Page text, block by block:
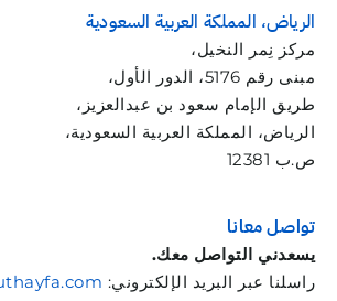
الرياض، المملكة العربية السعودية
مركز نِمر النخيل،
مبنى رقم 5176، الدور الأول،
طريق الإمام سعود بن عبدالعزيز،
الرياض، المملكة العربية السعودية،
ص.ب 12381
تواصل معانا
يسعدني التواصل معك.
راسلنا عبر البريد الإلكتروني: